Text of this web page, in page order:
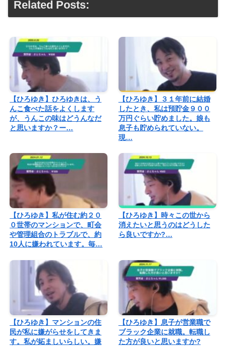
Related Posts:
【ひろゆき】ひろゆきは、う
んこ食べた話をよくします
が、うんこの味はどうんなだ
と思いますか？ー…
【ひろゆき】３１年前に結婚
したとき、私は預貯金９００
万円ぐらい貯めました。娘も
息子も貯められていない。
現…
【ひろゆき】私が住む約２０
０世帯のマンションで、町会
や管理組合のトラブルで、約
10人に嫌われています。毎…
【ひろゆき】時々この世から
消えたいと思うのはどうした
ら良いですか?…
【ひろゆき】マンションの住
民が私に嫌がらせをしてきま
す。私が妬ましいらしい。嫌
【ひろゆき】息子が営業職で
ブラック企業に就職。転職し
た方が良いと思いますか?